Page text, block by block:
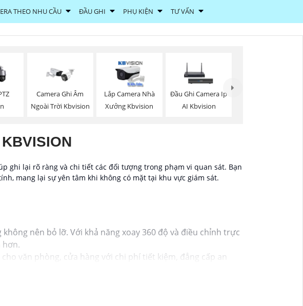
THEO NHU CẦU ĐẦU GHI PHỤ KIỆN TƯ VẤN
Camera Ghi Âm
Ngoài Trời Kbvision
Lắp Camera Nhà
Xưởng Kbvision
Đầu Ghi Camera Ip
AI Kbvision
ghi lại rõ ràng và chi tiết các đối tượng trong phạm vi quan sát. Bạn
mang lại sự yên tâm khi không có mặt tại khu vực giám sát.
nên bỏ lỡ. Với khả năng xoay 360 độ và điều chỉnh trực
hơn.
văn phòng, cửa hàng với chi phí tiết kiệm, đẳng cấp an